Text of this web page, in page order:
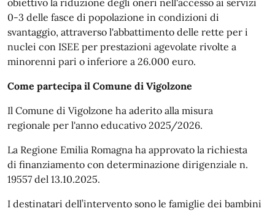
0-3 delle fasce di popolazione in condizioni di
svantaggio, attraverso l'abbattimento delle rette per i
nuclei con ISEE per prestazioni agevolate rivolte a
minorenni pari o inferiore a 26.000 euro.
Come partecipa il Comune di Vigolzone
Il Comune di Vigolzone ha aderito alla misura
regionale per l'anno educativo 2025/2026.
La Regione Emilia Romagna ha approvato la richiesta
di finanziamento con determinazione dirigenziale n.
19557 del 13.10.2025.
I destinatari dell’intervento sono le famiglie dei bambini